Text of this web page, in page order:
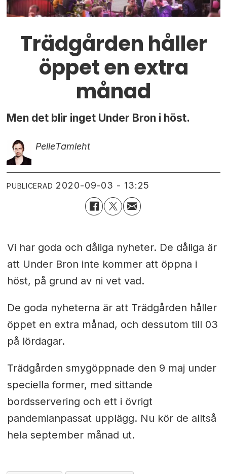
Trädgården håller
öppet en extra
månad
Men det blir inget Under Bron i höst.
PelleTamleht
PUBLICERAD 2020-09-03 - 13:25
Vi har goda och dåliga nyheter. De dåliga är
att Under Bron inte kommer att öppna i
höst, på grund av ni vet vad.
De goda nyheterna är att Trädgården håller
öppet en extra månad, och dessutom till 03
på lördagar.
Trädgården smygöppnade den 9 maj under
speciella former, med sittande
bordsservering och ett i övrigt
pandemianpassat upplägg. Nu kör de alltså
hela september månad ut.